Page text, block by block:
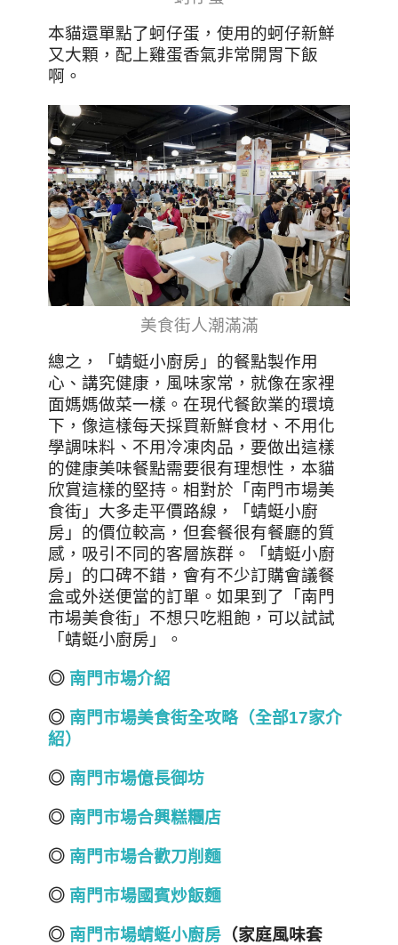
本貓還單點了蚵仔蛋，使用的蚵仔新鮮
又大顆，配上雞蛋香氣非常開胃下飯
啊。
美食街人潮滿滿
總之，「蜻蜓小廚房」的餐點製作用
心、講究健康，風味家常，就像在家裡
面媽媽做菜一樣。在現代餐飲業的環境
下，像這樣每天採買新鮮食材、不用化
學調味料、不用冷凍肉品，要做出這樣
的健康美味餐點需要很有理想性，本貓
欣賞這樣的堅持。相對於「南門市場美
食街」大多走平價路線，「蜻蜓小廚
房」的價位較高，但套餐很有餐廳的質
感，吸引不同的客層族群。「蜻蜓小廚
房」的口碑不錯，會有不少訂購會議餐
盒或外送便當的訂單。如果到了「南門
市場美食街」不想只吃粗飽，可以試試
「蜻蜓小廚房」。
◎ 南門市場介紹
◎ 南門市場美食街全攻略（全部17家介
紹）
◎ 南門市場億長御坊
◎ 南門市場合興糕糰店
◎ 南門市場合歡刀削麵
◎ 南門市場國賓炒飯麵
◎ 南門市場蜻蜓小廚房 （家庭風味套